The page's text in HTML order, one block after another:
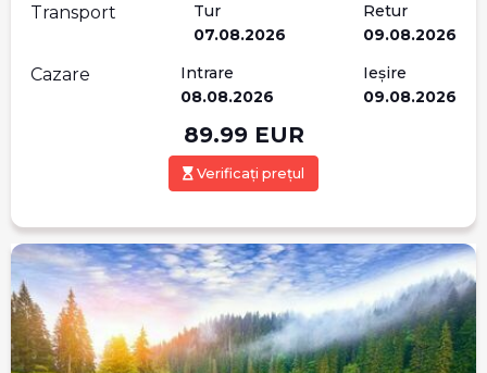
Transport
Tur
07.08.2026
Retur
09.08.2026
Cazare
Intrare
08.08.2026
Ieșire
09.08.2026
89.99EUR
Verificați prețul